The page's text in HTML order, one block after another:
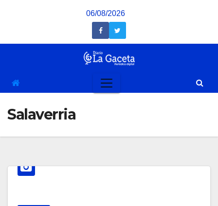
06/08/2026
Salaverria